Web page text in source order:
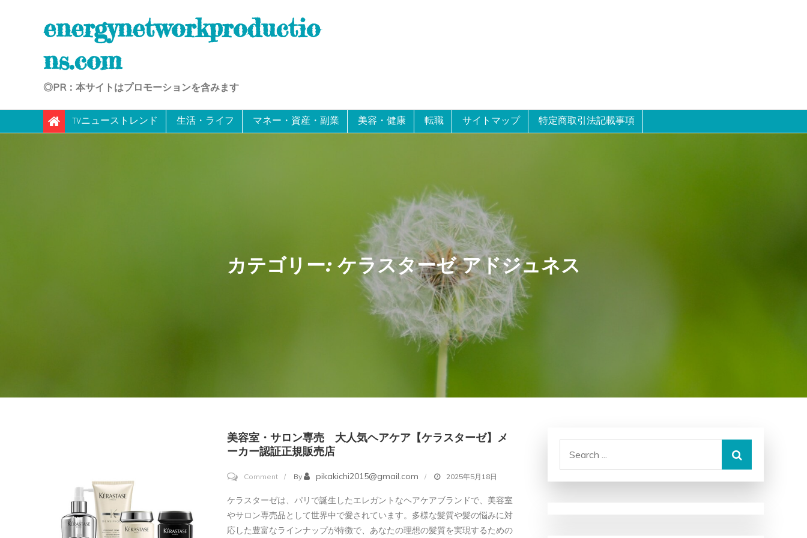
energynetworkproductio
ns.com
◎PR：本サイトはプロモーションを含みます
TVニューストレンド 生活・ライフ マネー・資産・副業 美容・健康 転職 サイトマップ 特定商取引法記載事項
カテゴリー: ケラスターゼ アドジュネス
美容室・サロン専売 大人気ヘアケア【ケラスターゼ】メ
ーカー認証正規販売店
Commenton
室・
By pikakichi2015@gmail.com 2025年5月18日
ケラスターゼは、パリで誕生したエレガントなヘアケアブランドで、美容室
やサロン専売品として世界中で愛されています。多様な髪質や髪の悩みに対
応した豊富なラインナップが特徴で、あなたの理想の髪質を実現するための